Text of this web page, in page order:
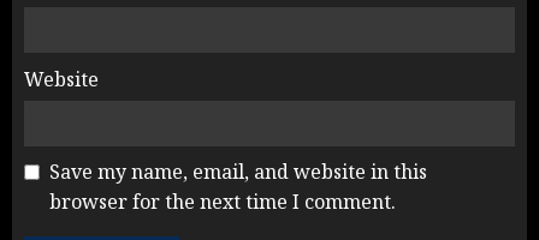
Website
Save my name, email, and website in this
browser for the next time I comment.
Rahul Gandhi के तीखे वार से बार-बार